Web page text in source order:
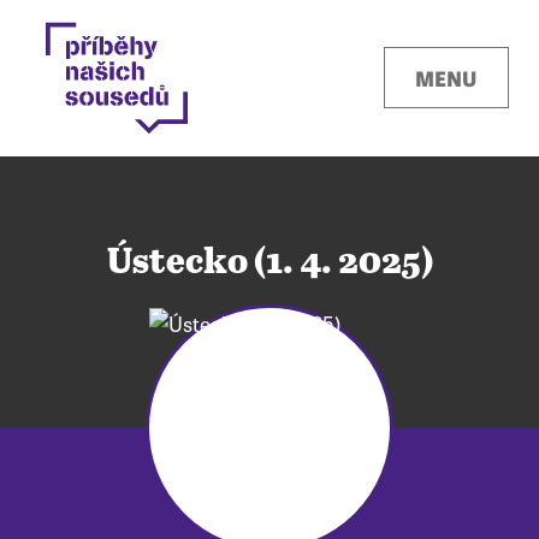
MENU
Ústecko (1. 4. 2025)